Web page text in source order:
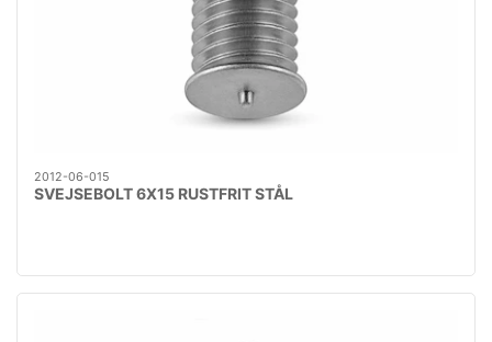
2012-06-015
SVEJSEBOLT 6X15 RUSTFRIT STÅL